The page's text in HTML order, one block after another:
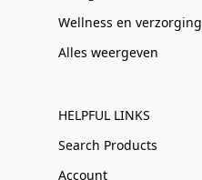
Wellness en verzorging
Alles weergeven
HELPFUL LINKS
Search Products
Account